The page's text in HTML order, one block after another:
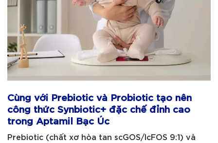
Cùng với Prebiotic và Probiotic tạo nên
công thức Synbiotic+ đặc chế đỉnh cao
trong Aptamil Bạc Úc
Prebiotic (chất xơ hòa tan scGOS/lcFOS 9:1) và